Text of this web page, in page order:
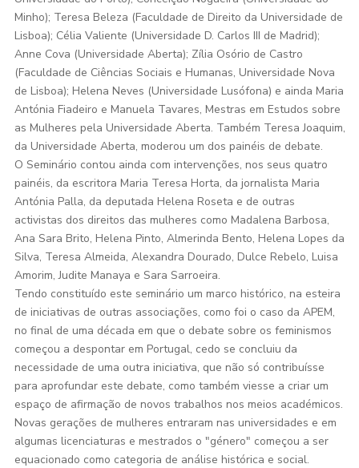
Minho); Teresa Beleza (Faculdade de Direito da Universidade de
Lisboa); Célia Valiente (Universidade D. Carlos III de Madrid);
Anne Cova (Universidade Aberta); Zília Osório de Castro
(Faculdade de Ciências Sociais e Humanas, Universidade Nova
de Lisboa); Helena Neves (Universidade Lusófona) e ainda Maria
Antónia Fiadeiro e Manuela Tavares, Mestras em Estudos sobre
as Mulheres pela Universidade Aberta. Também Teresa Joaquim,
da Universidade Aberta, moderou um dos painéis de debate.
O Seminário contou ainda com intervenções, nos seus quatro
painéis, da escritora Maria Teresa Horta, da jornalista Maria
Antónia Palla, da deputada Helena Roseta e de outras
activistas dos direitos das mulheres como Madalena Barbosa,
Ana Sara Brito, Helena Pinto, Almerinda Bento, Helena Lopes da
Silva, Teresa Almeida, Alexandra Dourado, Dulce Rebelo, Luisa
Amorim, Judite Manaya e Sara Sarroeira.
Tendo constituído este seminário um marco histórico, na esteira
de iniciativas de outras associações, como foi o caso da APEM,
no final de uma década em que o debate sobre os feminismos
começou a despontar em Portugal, cedo se concluiu da
necessidade de uma outra iniciativa, que não só contribuísse
para aprofundar este debate, como também viesse a criar um
espaço de afirmação de novos trabalhos nos meios académicos.
Novas gerações de mulheres entraram nas universidades e em
algumas licenciaturas e mestrados o "género" começou a ser
equacionado como categoria de análise histórica e social.